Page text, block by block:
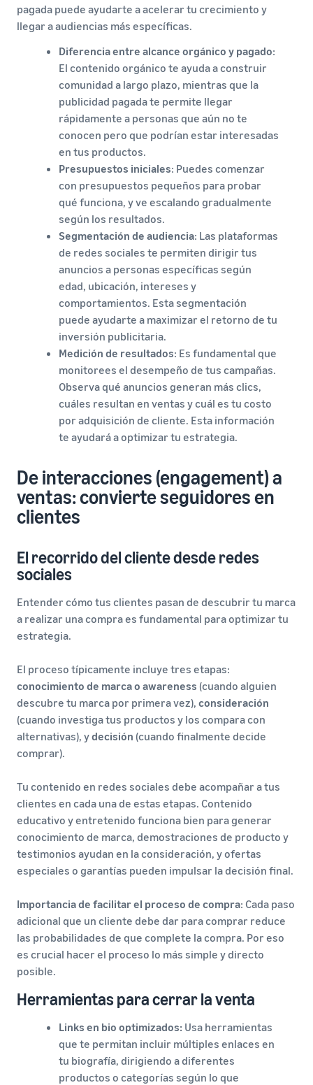
pagada puede ayudarte a acelerar tu crecimiento y
llegar a audiencias más específicas.
Diferencia entre alcance orgánico y pagado:
El contenido orgánico te ayuda a construir
comunidad a largo plazo, mientras que la
publicidad pagada te permite llegar
rápidamente a personas que aún no te
conocen pero que podrían estar interesadas
en tus productos.
Presupuestos iniciales: Puedes comenzar
con presupuestos pequeños para probar
qué funciona, y ve escalando gradualmente
según los resultados.
Segmentación de audiencia: Las plataformas
de redes sociales te permiten dirigir tus
anuncios a personas específicas según
edad, ubicación, intereses y
comportamientos. Esta segmentación
puede ayudarte a maximizar el retorno de tu
inversión publicitaria.
Medición de resultados: Es fundamental que
monitorees el desempeño de tus campañas.
Observa qué anuncios generan más clics,
cuáles resultan en ventas y cuál es tu costo
por adquisición de cliente. Esta información
te ayudará a optimizar tu estrategia.
De interacciones (engagement) a
ventas: convierte seguidores en
clientes
El recorrido del cliente desde redes
sociales
Entender cómo tus clientes pasan de descubrir tu marca
a realizar una compra es fundamental para optimizar tu
estrategia.
El proceso típicamente incluye tres etapas:
conocimiento de marca o awareness (cuando alguien
descubre tu marca por primera vez), consideración
(cuando investiga tus productos y los compara con
alternativas), ydecisión (cuando finalmente decide
comprar).
Tu contenido en redes sociales debe acompañar a tus
clientes en cada una de estas etapas. Contenido
educativo y entretenido funciona bien para generar
conocimiento de marca, demostraciones de producto y
testimonios ayudan en la consideración, y ofertas
especiales o garantías pueden impulsar la decisión final.
Importancia de facilitar el proceso de compra: Cada paso
adicional que un cliente debe dar para comprar reduce
las probabilidades de que complete la compra. Por eso
es crucial hacer el proceso lo más simple y directo
posible.
Herramientas para cerrar la venta
Links en bio optimizados: Usa herramientas
que te permitan incluir múltiples enlaces en
tu biografía, dirigiendo a diferentes
productos o categorías según lo que